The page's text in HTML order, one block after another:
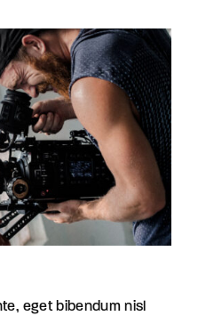
eget bibendum nisl